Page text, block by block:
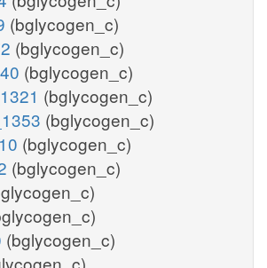
(bglycogen_c)
(bglycogen_c)
(bglycogen_c)
(bglycogen_c)
(bglycogen_c)
(bglycogen_c)
(bglycogen_c)
(bglycogen_c)